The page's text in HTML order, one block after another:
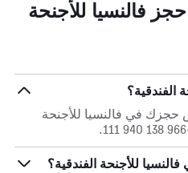
فالنسيا للأجنحة
الفندقية؟
في فالنسيا للأجنحة
للأجنحة الفندقية؟